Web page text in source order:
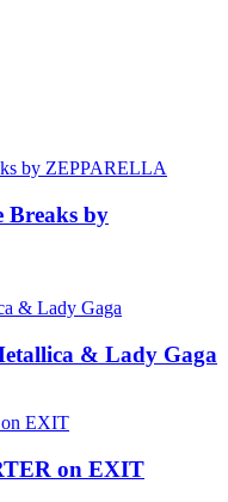
Breaks by
& Lady Gaga
on EXIT